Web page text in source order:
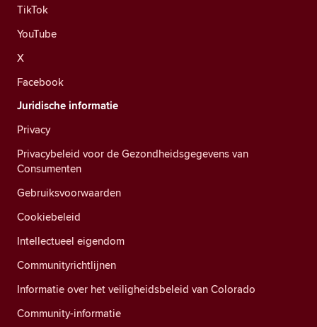
TikTok
YouTube
X
Facebook
Juridische informatie
Privacy
Privacybeleid voor de Gezondheidsgegevens van
Consumenten
Gebruiksvoorwaarden
Cookiebeleid
Intellectueel eigendom
Communityrichtlijnen
Informatie over het veiligheidsbeleid van Colorado
Community-informatie